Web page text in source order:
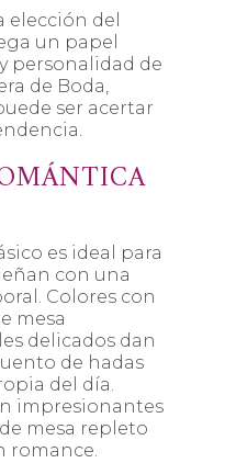
elección del
un papel
personalidad de
de Boda,
ser acertar
es ideal para
con una
Colores con
mesa
delicados dan
de hadas
del día.
impresionantes
mesa repleto
romance.